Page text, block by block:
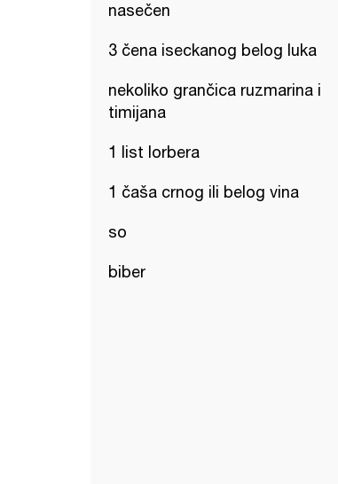
nasečen
3 čena iseckanog belog luka
nekoliko grančica ruzmarina i
timijana
1 list lorbera
1 čaša crnog ili belog vina
so
biber